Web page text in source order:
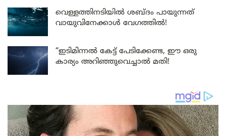
വെള്ളത്തിനടിയിൽ ശബ്ദം പായുന്നത്
വായുവിനേക്കാൾ വേഗത്തിൽ!
“ഇടിമിന്നൽ കേട്ട് പേടിക്കേണ്ട, ഈ ഒരു
കാര്യം അറിഞ്ഞുവെച്ചാൽ മതി!